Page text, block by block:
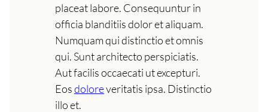
placeat labore. Consequuntur in
officia blanditiis dolor et aliquam.
Numquam qui distinctio et omnis
qui. Sunt architecto perspiciatis.
Aut facilis occaecati ut excepturi.
Eosdoloreveritatis ipsa. Distinctio
illo et.